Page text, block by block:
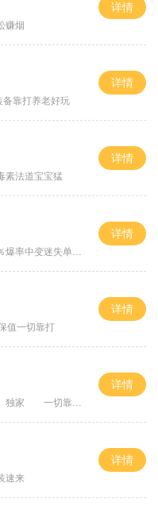
赚烟
详情
备靠打养老好玩
详情
素法道宝宝猛
详情
率中变迷失单职业
详情
值一切靠打
详情
一切靠打
详情
速来
详情